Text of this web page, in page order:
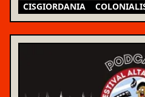
CISGIORDANIA